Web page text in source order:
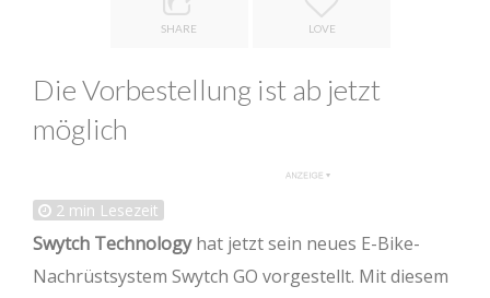
SHARE LOVE
Die Vorbestellung ist ab jetzt
möglich
2 min Lesezeit
Swytch Technologyhat jetzt sein neues E-Bike-
Nachrüstsystem Swytch GO vorgestellt. Mit diesem